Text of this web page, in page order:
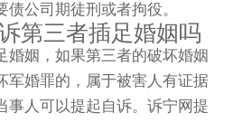
公司期徒刑或者拘役。
三者插足婚姻吗
姻，如果第三者的破坏婚姻
军婚罪的，属于被害人有证据
事人可以提起自诉。诉宁网提